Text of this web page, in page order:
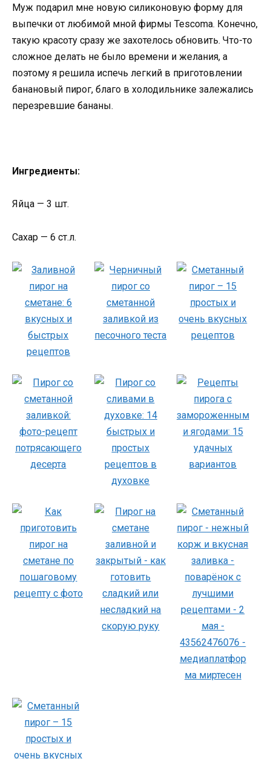
Муж подарил мне новую силиконовую форму для
выпечки от любимой мной фирмы Tescoma. Конечно,
такую красоту сразу же захотелось обновить. Что-то
сложное делать не было времени и желания, а
поэтому я решила испечь легкий в приготовлении
банановый пирог, благо в холодильнике залежались
перезревшие бананы.
Ингредиенты:
Яйца — 3 шт.
Сахар — 6 ст.л.